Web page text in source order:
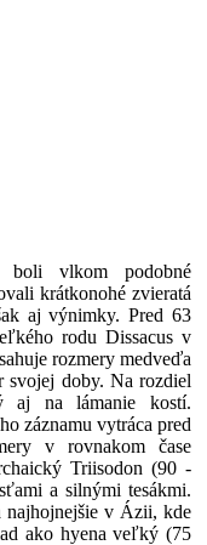
boli vlkom podobné
krátkonohé zvieratá
aj výnimky. Pred 63
rodu Dissacus v
rozmery medveďa
svojej doby. Na rozdiel
aj na lámanie kostí.
záznamu vytráca pred
v rovnakom čase
Triisodon (90 -
a silnými tesákmi.
najhojnejšie v Ázii, kde
ako hyena veľký (75